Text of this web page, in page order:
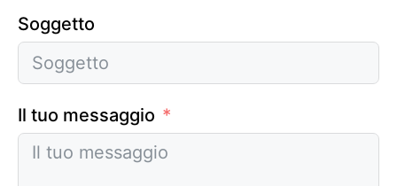
Soggetto
Il tuo messaggio